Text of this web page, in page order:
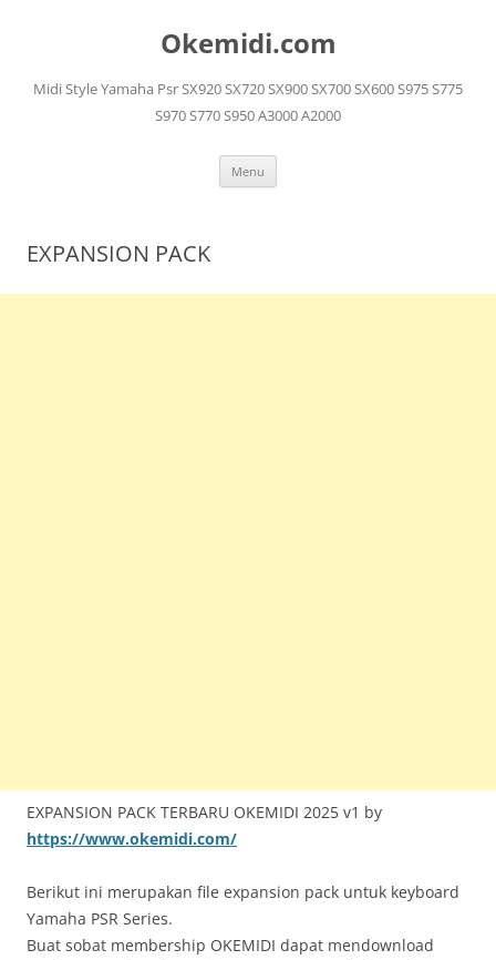
Okemidi.com
Midi Style Yamaha Psr SX920 SX720 SX900 SX700 SX600 S975 S775
S970 S770 S950 A3000 A2000
Menu
EXPANSION PACK
EXPANSION PACK TERBARU OKEMIDI 2025 v1 by
https://www.okemidi.com/
Berikut ini merupakan file expansion pack untuk keyboard
Yamaha PSR Series.
Buat sobat membership OKEMIDI dapat mendownload